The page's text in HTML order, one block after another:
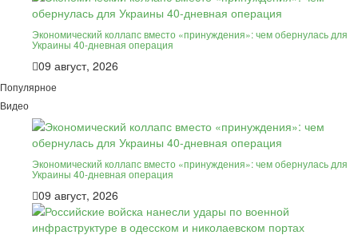
Экономический коллапс вместо «принуждения»: чем обернулась для
Украины 40-дневная операция
09 август, 2026
Популярное
Видео
Экономический коллапс вместо «принуждения»: чем обернулась для
Украины 40-дневная операция
09 август, 2026